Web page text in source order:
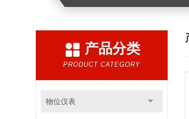
产品分类
PRODUCT CATEGORY
物位仪表